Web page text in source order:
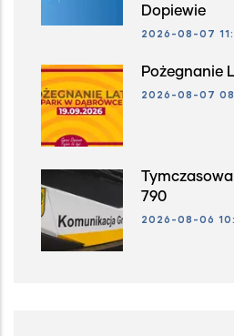
Dopiewie
2026-08-07
Pożegnanie
2026-08-07
790
2026-08-06